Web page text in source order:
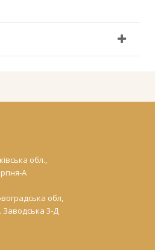
обл.,
А
обл,
Заводська 3-Д